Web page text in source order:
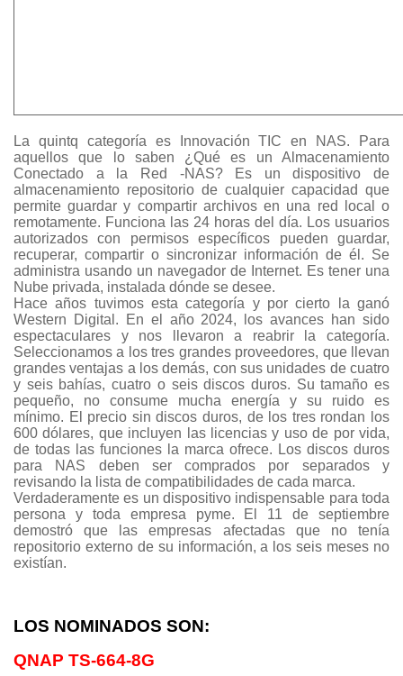
La quintq categoría es Innovación TIC en NAS. Para
aquellos que lo saben ¿Qué es un Almacenamiento
Conectado a la Red -NAS? Es un dispositivo de
almacenamiento repositorio de cualquier capacidad que
permite guardar y compartir archivos en una red local o
remotamente. Funciona las 24 horas del día. Los usuarios
autorizados con permisos específicos pueden guardar,
recuperar, compartir o sincronizar información de él. Se
administra usando un navegador de Internet. Es tener una
Nube privada, instalada dónde se desee.
Hace años tuvimos esta categoría y por cierto la ganó
Western Digital. En el año 2024, los avances han sido
espectaculares y nos llevaron a reabrir la categoría.
Seleccionamos a los tres grandes proveedores, que llevan
grandes ventajas a los demás, con sus unidades de cuatro
y seis bahías, cuatro o seis discos duros. Su tamaño es
pequeño, no consume mucha energía y su ruido es
mínimo. El precio sin discos duros, de los tres rondan los
600 dólares, que incluyen las licencias y uso de por vida,
de todas las funciones la marca ofrece. Los discos duros
para NAS deben ser comprados por separados y
revisando la lista de compatibilidades de cada marca.
Verdaderamente es un dispositivo indispensable para toda
persona y toda empresa pyme. El 11 de septiembre
demostró que las empresas afectadas que no tenía
repositorio externo de su información, a los seis meses no
existían.
LOS NOMINADOS SON:
QNAP TS-664-8G